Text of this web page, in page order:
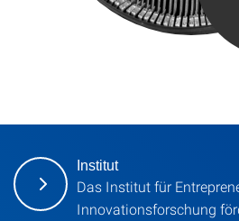
Institut
Das Institut für
Innovationsforschung